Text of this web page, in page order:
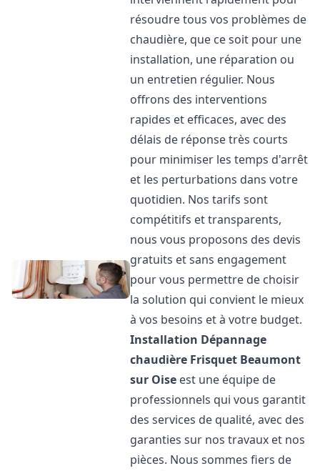
résoudre tous vos problèmes de
chaudière, que ce soit pour une
installation, une réparation ou
un entretien régulier. Nous
offrons des interventions
rapides et efficaces, avec des
délais de réponse très courts
pour minimiser les temps d'arrêt
et les perturbations dans votre
quotidien. Nos tarifs sont
compétitifs et transparents,
nous vous proposons des devis
gratuits et sans engagement
pour vous permettre de choisir
la solution qui convient le mieux
à vos besoins et à votre budget.
Installation Dépannage
chaudière Frisquet Beaumont
sur Oise est une équipe de
professionnels qui vous garantit
des services de qualité, avec des
garanties sur nos travaux et nos
pièces. Nous sommes fiers de